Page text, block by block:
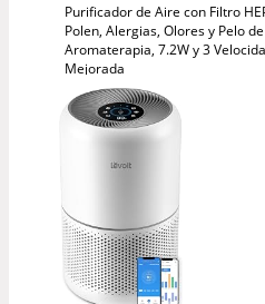
Purificador de Aire con Filtro
Polen, Alergias, Olores y Pelo
Aromaterapia, 7.2W y 3
Mejorada